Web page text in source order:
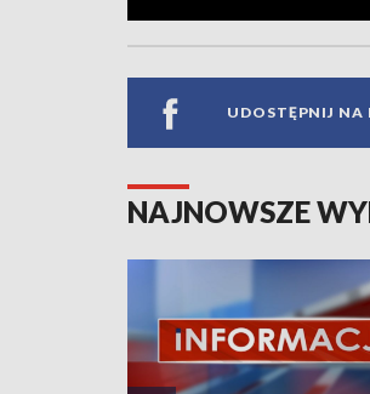
UDOSTĘPNIJ NA
NAJNOWSZE